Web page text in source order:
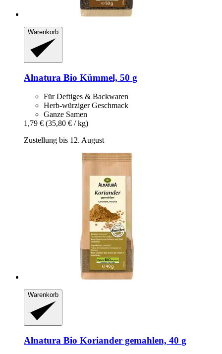
Warenkorb
Alnatura Bio Kümmel, 50 g
Für Deftiges & Backwaren
Herb-würziger Geschmack
Ganze Samen
1,79 € (35,80 € / kg)
Zustellung bis 12. August
Warenkorb
Alnatura Bio Koriander gemahlen, 40 g